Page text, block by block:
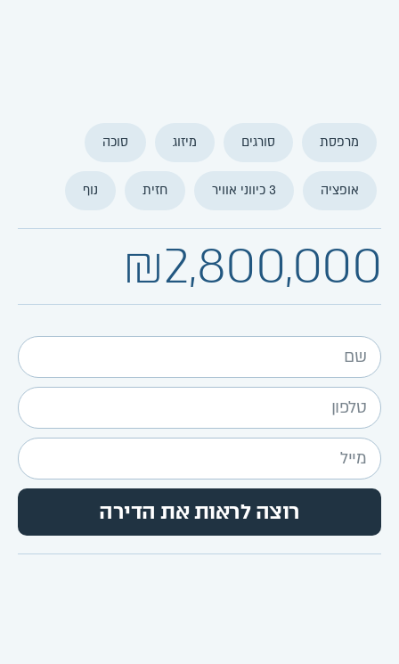
מרפסת סורגים מיזוג סוכה
אופציה 3 כיווני אוויר חזית נוף
₪2,800,000
רוצה לראות את הדירה